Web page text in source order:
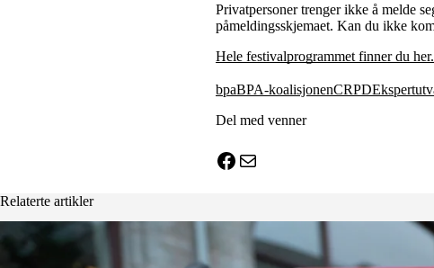
Privatpersoner trenger ikke å melde
påmeldingsskjemaet. Kan du ikke
Hele festivalprogrammet finner du her.
bpaBPA-koalisjonenCRPD
Del med venner
X
Facebook
E-post
Relaterte artikler